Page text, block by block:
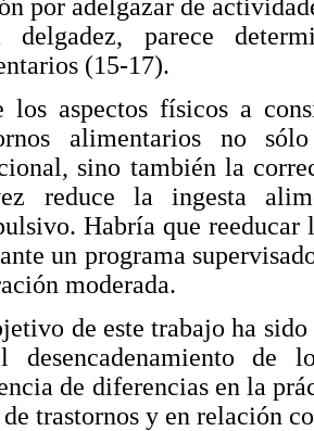
por adelgazar de
parece
(15-17).
los aspectos físicos a
alimentarios no
sino también la
reduce la ingesta
Habría que
un programa
moderada.
de este trabajo ha
desencadenamiento de
de diferencias en la
trastornos y en relación